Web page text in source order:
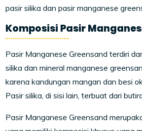
pasir silika dan pasir manganese
Komposisi Pasir
Pasir Manganese Greensand terdiri
silika dan mineral manganese
karena kandungan mangan dan besi
Pasir silika, di sisi lain, terbuat dari
Pasir Manganese Greensand